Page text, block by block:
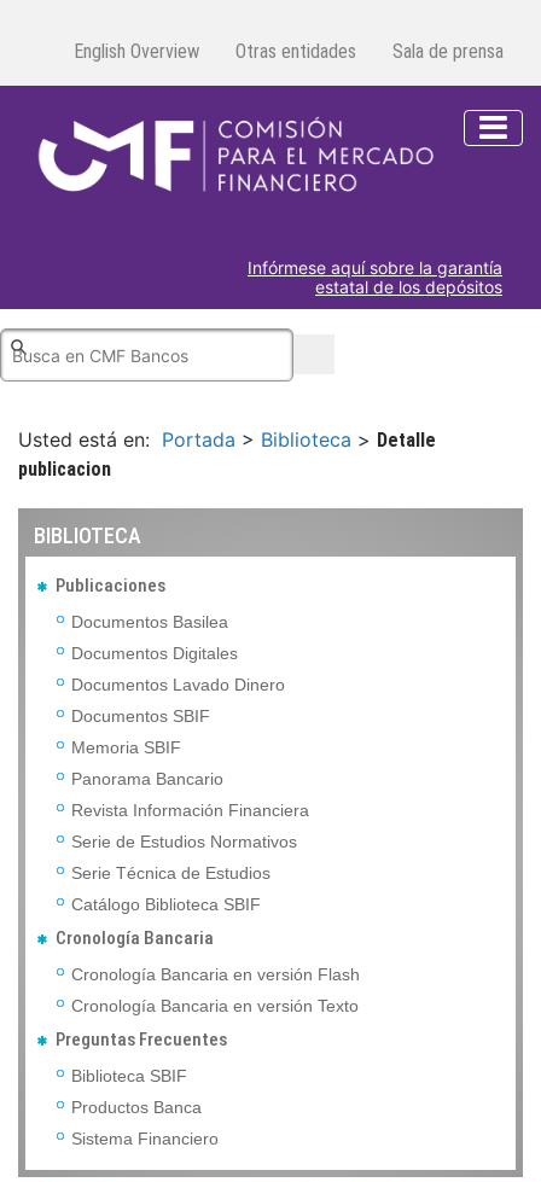
English Overview Otras entidades Sala de prensa
Infórmese aquí sobre la garantía
estatal de los depósitos
Usted está en: Portada > Biblioteca > Detalle
publicacion
BIBLIOTECA
Publicaciones
Documentos Basilea
Documentos Digitales
Documentos Lavado Dinero
Documentos SBIF
Memoria SBIF
Panorama Bancario
Revista Información Financiera
Serie de Estudios Normativos
Serie Técnica de Estudios
Catálogo Biblioteca SBIF
Cronología Bancaria
Cronología Bancaria en versión Flash
Cronología Bancaria en versión Texto
Preguntas Frecuentes
Biblioteca SBIF
Productos Banca
Sistema Financiero